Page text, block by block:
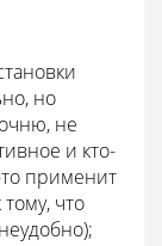
но
не
и кто-
то применит
что